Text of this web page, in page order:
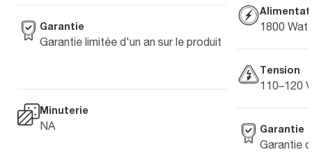
Garantie
Garantie limitée d'un an sur le produit
Minuterie
NA
1800
Tension
110–120
Garantie
Garantie